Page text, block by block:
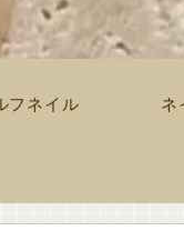
フネイル ネ